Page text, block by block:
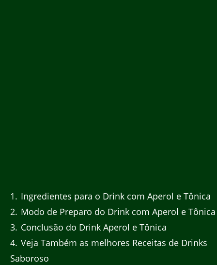
1
Ingredientes para o Drink com Aperol e Tônica
2 Modo de Preparo do Drink com Aperol e Tônica
3 Conclusão do Drink Aperol e Tônica
4 Veja Também as melhores Receitas de Drinks
Saboroso